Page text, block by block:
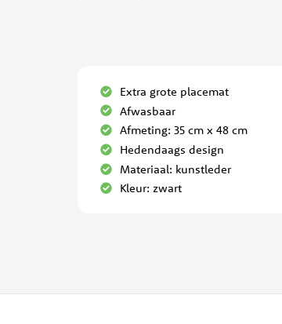
Extra grote placemat
Afwasbaar
Afmeting: 35 cm x 48 cm
Hedendaags design
Materiaal: kunstleder
Kleur: zwart